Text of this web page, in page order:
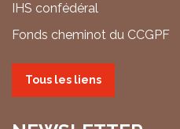
IHS confédéral
Fonds cheminot du CCGPF
Tous les liens